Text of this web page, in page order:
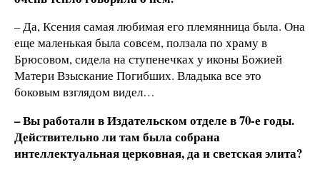
– Да, Ксения самая любимая его племянница была. Она
еще маленькая была совсем, ползала по храму в
Брюсовом, сидела на ступенечках у иконы Божией
Матери Взыскание Погибших. Владыка все это
боковым взглядом видел…
– Вы работали в Издательском отделе в 70-е годы.
Действительно ли там была собрана
интеллектуальная церковная, да и светская элита?